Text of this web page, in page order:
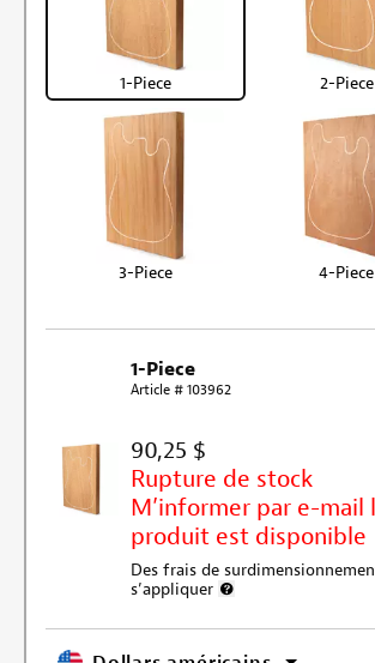
1-Piece 2-Piece
3-Piece 4-Piece
1-Piece
Article # 103962
90,25 $
Rupture de stock
M’informer par e-mail
produit est disponible
Des frais de
s’appliquer